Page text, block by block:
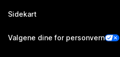
Sidekart
Valgene dine for personvern